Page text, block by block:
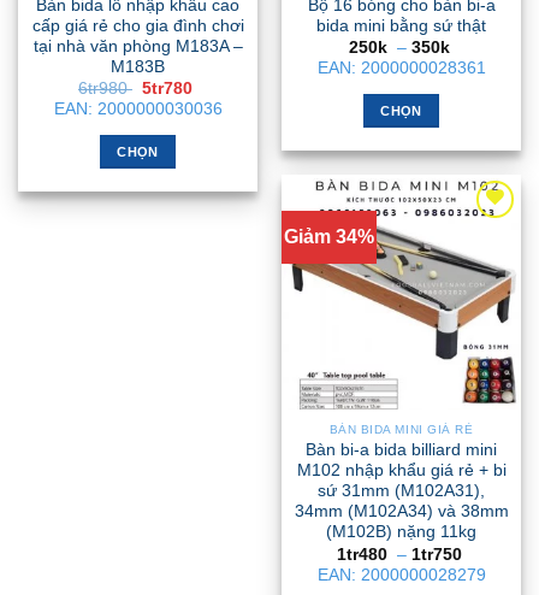
Bàn bida lỗ nhập khẩu cao
cấp giá rẻ cho gia đình chơi
tại nhà văn phòng M183A –
M183B
6tr980 Giá
gốc
là:
6tr980 .
5tr780
hiện
tại
EAN: 2000000030036
CHỌN
phẩm
Bộ 16 bóng cho bàn bi-a
bida mini bằng sứ thật
250k – 350k
giá:
từ
EAN: 2000000028361
CHỌN
phẩm
này
có
nhiều
biến
thể.
Các
được
chọn
trên
trang
sản
phẩm
Giảm 34%
BÀN BIDA MINI GIÁ RẺ
Bàn bi-a bida billiard mini
M102 nhập khẩu giá rẻ + bi
sứ 31mm (M102A31),
34mm (M102A34) và 38mm
(M102B) nặng 11kg
1tr480 – 1tr750
giá:
từ
EAN: 2000000028279